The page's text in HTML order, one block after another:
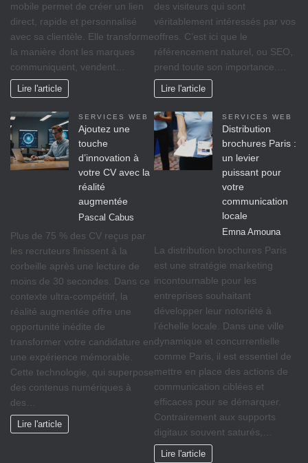
mobile permet de créer un lien
direct, rapide et personnalisé
avec sa clientèle. Elle transforme
la manière dont les marques
communiquent, vendent…
Lire l'article
des visiteurs qui sont
véritablement intéressés par vos
offres. C’est ici que le
référencement naturel, ou SEO,
prend toute son importance.…
Lire l'article
SERVICES WEB
Ajoutez une
touche
d’innovation à
votre CV avec la
réalité
augmentée
Pascal Cabus
Plus de 75 % des CV reçus par
les recruteurs finissent à la
corbeille après une lecture de
moins de 30 secondes. Dans ce
contexte ultra-compétitif, la
réalité augmentée offre une
opportunité inédite de
transformer votre candidature en
une expérience mémorable.
Cette technologie, qui superpose
des contenus numériques à
des…
Lire l'article
SERVICES WEB
Distribution
brochures Paris :
un levier
puissant pour
votre
communication
locale
Emna Amouna
La distribution brochures Paris
est une stratégie marketing
incontournable pour les
entreprises souhaitant
développer leur notoriété à
l’échelle locale. Dans une ville
dynamique et concurrentielle
comme Paris, il est essentiel de
mettre en place des actions de
communication ciblées et
efficaces pour se démarquer.
Contrairement aux supports
digitaux souvent saturés,…
Lire l'article